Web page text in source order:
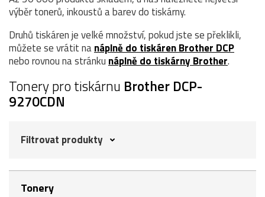
výběr tonerů, inkoustů a barev do tiskárny.
Druhů tiskáren je velké množství, pokud jste se překlikli,
můžete se vrátit nanáplně do tiskáren Brother DCP
nebo rovnou na stránku náplně do tiskárny Brother.
Tonery pro tiskárnu Brother DCP-
9270CDN
Filtrovat produkty
Tonery